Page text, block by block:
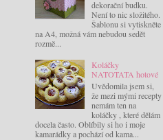
dekorační budku.
Není to nic složitého.
Šablonu si vytiskněte
na A4, možná vám nebudou sedět
rozmě...
Koláčky
NATOTATA hotové
Uvědomila jsem si,
že mezi mými recepty
nemám ten na
koláčky , které dělám
docela často. Oblíbily si ho i moje
kamarádky a pochází od kama...